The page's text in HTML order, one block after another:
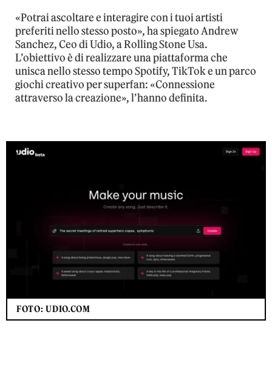
«Potrai ascoltare e interagire con i tuoi artisti
preferiti nello stesso posto», ha spiegato Andrew
Sanchez, Ceo di Udio, a Rolling Stone Usa.
L’obiettivo è di realizzare una piattaforma che
unisca nello stesso tempo Spotify, TikTok e un parco
giochi creativo per superfan: «Connessione
attraverso la creazione», l’hanno definita.
FOTO: UDIO.COM